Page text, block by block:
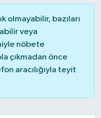
olmayabilir, bazıları
veya
nöbete
çıkmadan önce
aracılığıyla teyit